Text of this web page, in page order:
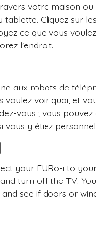
votre maison
Cliquez sur
ce que vous
l'endroit.
aux robots de
voulez voir quoi, et
vous ; vous
vous y étiez
your FURo-i to
turn off the TV.
see if doors or